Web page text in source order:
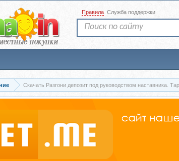
Правила Служба поддержки
Скачать Разгони депозит под руководством наставника.